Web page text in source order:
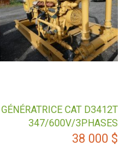
GÉNÉRATRICE CAT D3412T
347/600V/3PHASES
38 000 $